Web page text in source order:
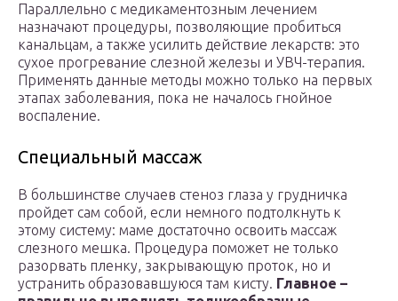
Параллельно с медикаментозным лечением
назначают процедуры, позволяющие пробиться
канальцам, а также усилить действие лекарств: это
сухое прогревание слезной железы и УВЧ-терапия.
Применять данные методы можно только на первых
этапах заболевания, пока не началось гнойное
воспаление.
Специальный массаж
В большинстве случаев стеноз глаза у грудничка
пройдет сам собой, если немного подтолкнуть к
этому систему: маме достаточно освоить массаж
слезного мешка. Процедура поможет не только
разорвать пленку, закрывающую проток, но и
устранить образовавшуюся там кисту. Главное –